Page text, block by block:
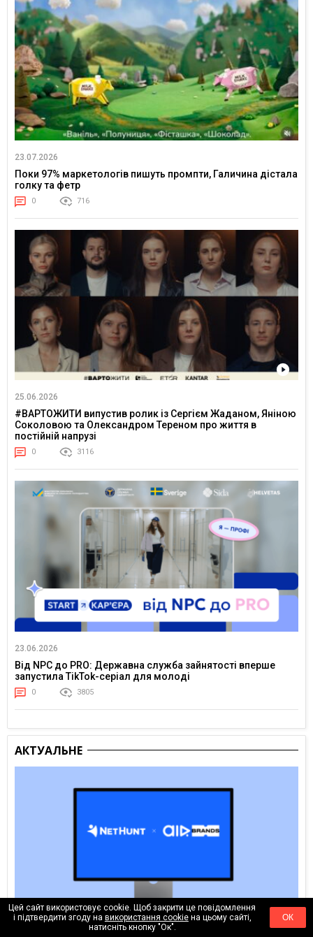
23.07.2026
Поки 97% маркетологів пишуть промпти, Галичина дістала
голку та фетр
0 716
25.06.2026
#ВАРТОЖИТИ випустив ролик із Сергієм Жаданом, Яніною
Соколовою та Олександром Тереном про життя в
постійній напрузі
0 3116
23.06.2026
Від NPC до PRO: Державна служба зайнятості вперше
запустила TikTok-серіал для молоді
0 3805
АКТУАЛЬНЕ
Цей сайт використовує cookie. Щоб закрити це повідомлення
і підтвердити згоду на використання cookieна цьому сайті,
натисніть кнопку "Ок".
ОК